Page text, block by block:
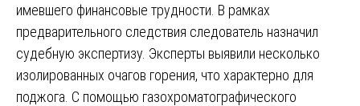
имевшего финансовые трудности. В рамках
предварительного следствия следователь назначил
судебную экспертизу. Эксперты выявили несколько
изолированных очагов горения, что характерно для
поджога. С помощью газохроматографического